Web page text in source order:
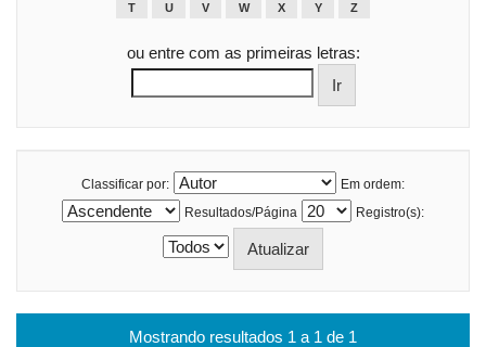
T
U V W X Y Z
ou entre com as primeiras letras:
Classificar por:
Em ordem:
Resultados/Página
Registro(s):
Mostrando resultados 1 a 1 de 1